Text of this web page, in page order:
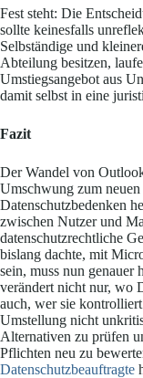
Fest steht: Die
sollte keinesfalls
Selbständige und
Abteilung besitzen,
Umstiegsangebot aus
damit selbst in eine
Fazit
Der Wandel von
Umschwung zum
Datenschutzbedenken
zwischen Nutzer und
datenschutzrechtliche
bislang dachte, mit
sein, muss nun genauer
verändert nicht nur, wo
auch, wer sie
Umstellung nicht
Alternativen zu prüfen
Pflichten neu zu
Datenschutzbeauftragte